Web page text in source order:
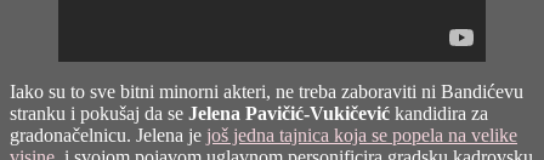
Iako su to sve bitni minorni akteri, ne treba zaboraviti ni Bandićevu
stranku i pokušaj da se Jelena Pavičić-Vukičević kandidira za
gradonačelnicu. Jelena je još jedna tajnica koja se popela na velike